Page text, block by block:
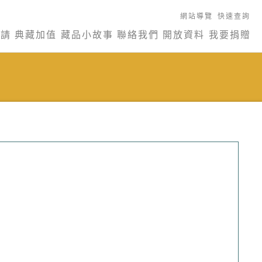
網站導覽 快速查詢
典藏加值 藏品小故事 聯絡我們 開放資料 我要捐贈